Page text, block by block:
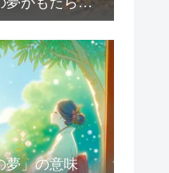
夢」の意味